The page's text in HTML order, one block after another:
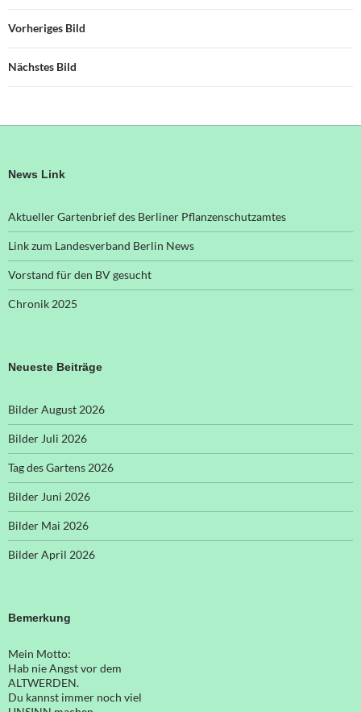
Vorheriges Bild
Nächstes Bild
News Link
Aktueller Gartenbrief des Berliner Pflanzenschutzamtes
Link zum Landesverband Berlin News
Vorstand für den BV gesucht
Chronik 2025
Neueste Beiträge
Bilder August 2026
Bilder Juli 2026
Tag des Gartens 2026
Bilder Juni 2026
Bilder Mai 2026
Bilder April 2026
Bemerkung
Mein Motto:
Hab nie Angst vor dem
ALTWERDEN.
Du kannst immer noch viel